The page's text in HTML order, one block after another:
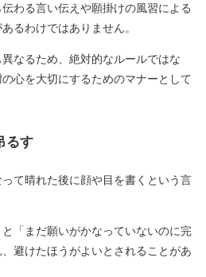
わる言い伝えや願掛けの風習による
るわけではありません。
なるため、絶対的なルールではな
心を大切にするためのマナーとして
るす
て晴れた後に顔や目を書くという言
「まだ願いがかなっていないのに完
避けたほうがよいとされることがあ